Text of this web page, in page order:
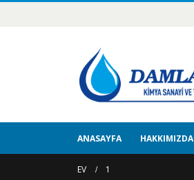
ANASAYFA HAKKIMIZDA
EV 1